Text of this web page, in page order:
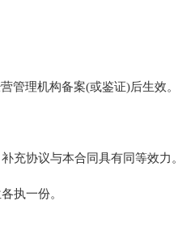
理机构备案(或鉴证)后生效。
协议与本合同具有同等效力。
执一份。